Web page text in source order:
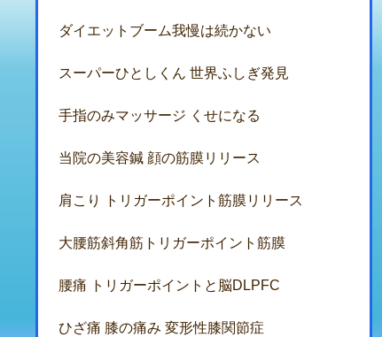
ダイエットブーム我慢は続かない
スーパーひとしくん 世界ふしぎ発見
手指のみマッサージ くせになる
当院の美容鍼 顔の筋膜リリース
肩こり トリガーポイント筋膜リリース
大腰筋斜角筋トリガーポイント筋膜
腰痛 トリガーポイントと脳DLPFC
ひざ痛 膝の痛み 変形性膝関節症